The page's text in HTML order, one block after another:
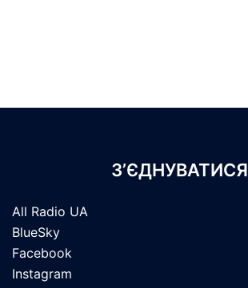
З’ЄДНУВАТИСЯ
All Radio UA
BlueSky
Facebook
Instagram